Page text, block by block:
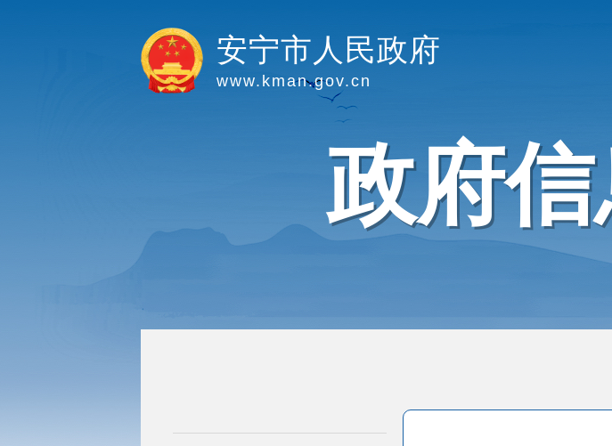
安宁市人民政府
www.kman.gov.cn
政府